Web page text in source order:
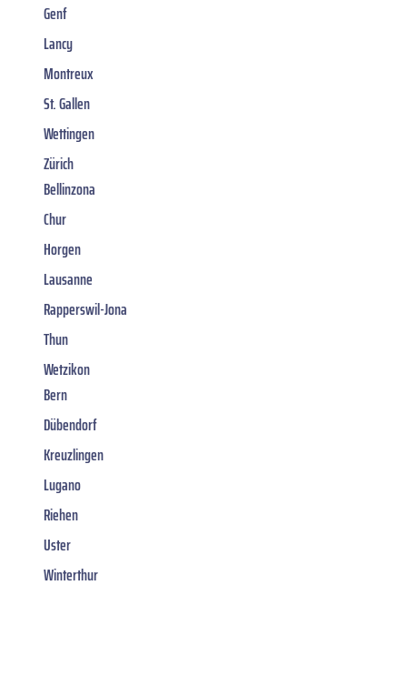
Genf
Lancy
Montreux
St. Gallen
Wettingen
Zürich
Bellinzona
Chur
Horgen
Lausanne
Rapperswil-Jona
Thun
Wetzikon
Bern
Dübendorf
Kreuzlingen
Lugano
Riehen
Uster
Winterthur